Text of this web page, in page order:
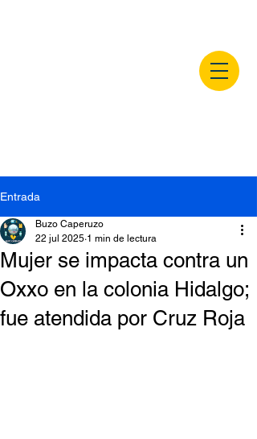
Entrada
Mujer se impacta contra un
Oxxo en la colonia Hidalgo;
fue atendida por Cruz Roja
Buzo Caperuzo
22 jul 2025 1 min de lectura